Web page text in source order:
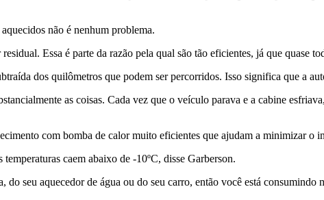
não é nenhum problema.
Essa é parte da razão pela qual são tão eficientes, já que quase
dos quilômetros que podem ser percorridos. Isso significa que a
as coisas. Cada vez que o veículo parava e a cabine
com bomba de calor muito eficientes que ajudam a minimizar o
caem abaixo de -10ºC, disse Garberson.
seu aquecedor de água ou do seu carro, então você está consumindo